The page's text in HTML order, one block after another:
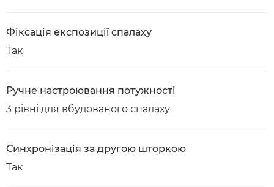
Фіксація експозиції спалаху
Так
Ручне настроювання потужності
3 рівні для вбудованого спалаху
Синхронізація за другою шторкою
Так